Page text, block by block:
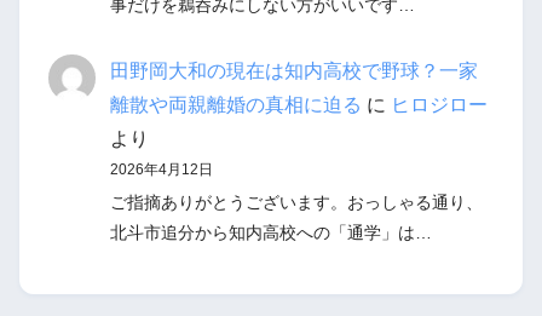
事だけを鵜呑みにしない方がいいです…
田野岡大和の現在は知内高校で野球？一家
離散や両親離婚の真相に迫る に ヒロジロー
より
2026年4月12日
ご指摘ありがとうございます。おっしゃる通り、
北斗市追分から知内高校への「通学」は…